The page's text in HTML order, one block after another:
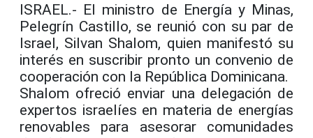
ISRAEL.- El ministro de Energía y Minas,
Pelegrín Castillo, se reunió con su par de
Israel, Silvan Shalom, quien manifestó su
interés en suscribir pronto un convenio de
cooperación con la República Dominicana.
Shalom ofreció enviar una delegación de
expertos israelíes en materia de energías
renovables para asesorar comunidades